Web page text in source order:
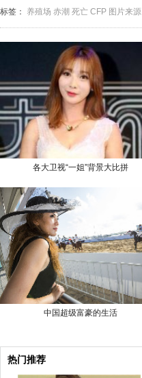
标签： 养殖场 赤潮 死亡 CFP 图片来源
各大卫视“一姐”背景大比拼
中国超级富豪的生活
热门推荐